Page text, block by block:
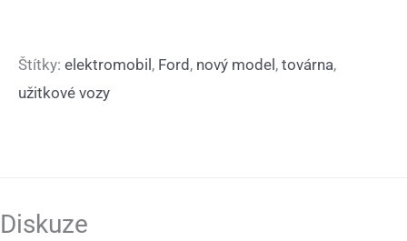
Štítky: elektromobil , Ford , nový model , továrna,
užitkové vozy
Diskuze